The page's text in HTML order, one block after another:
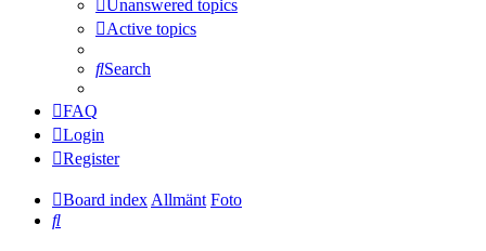
Unanswered topics
Active topics
Search
FAQ
Login
Register
Board indexAllmänt Foto
Search